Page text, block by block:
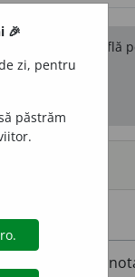
originale se află
boli, dându-i
🎉
zi, pentru
păstrăm